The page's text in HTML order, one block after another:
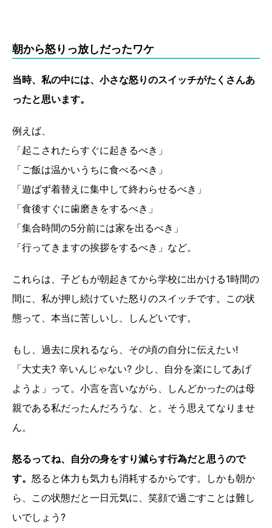
朝から怒りっ放しだったワケ
当時、私の中には、小さな怒りのスイッチがたくさんあ
ったと思います。
例えば、
「起こされたらすぐに起きるべき」
「ご飯は温かいうちに食べるべき」
「遊ばず着替えに集中して終わらせるべき」
「食後すぐに歯磨きをするべき」
「集合時間の5分前には家を出るべき」
「行ってきますの挨拶をするべき」など。
これらは、子どもが朝起きてから学校に出かける1時間の
間に、私が押し続けていた怒りのスイッチです。この状
態って、本当に苦しいし、しんどいです。
もし、過去に戻れるなら、その頃の自分に伝えたい!
「大丈夫? 辛いんじゃない? 少し、自分を楽にしてあげ
ようよ」って。小言を言いながら、しんどかったのは母
親である私だったんだろうな、と。そう思えてなりませ
ん。
怒るってね、自分の身をすり減らす行為だと思うので
す。 怒ると体力も気力も消耗するからです。しかも朝か
ら、この状態だと一日元気に、笑顔で過ごすことは難し
いでしょう?